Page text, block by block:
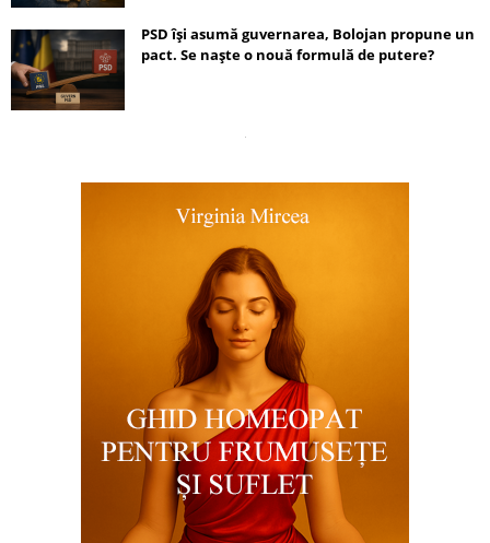
PSD își asumă guvernarea, Bolojan propune un
pact. Se naște o nouă formulă de putere?